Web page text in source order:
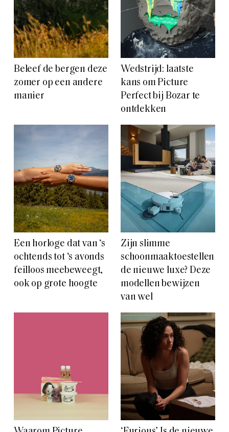
Beleef de bergen deze
zomer op een andere
manier
Wedstrijd: laatste
kans om Picture
Perfect bij Bozar te
ontdekken
Een horloge dat van ‘s
ochtends tot ‘s avonds
feilloos meebeweegt,
ook op grote hoogte
Zijn slimme
schoonmaaktoestellen
de nieuwe luxe? Deze
modellen bewijzen
van wel